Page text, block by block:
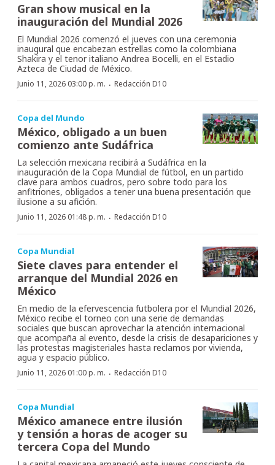
Gran show musical en la
inauguración del Mundial 2026
El Mundial 2026 comenzó el jueves con una ceremonia
inaugural que encabezan estrellas como la colombiana
Shakira y el tenor italiano Andrea Bocelli, en el Estadio
Azteca de Ciudad de México.
Junio 11, 2026 03:00 p. m. · Redacción D10
Copa del Mundo
México, obligado a un buen
comienzo ante Sudáfrica
La selección mexicana recibirá a Sudáfrica en la
inauguración de la Copa Mundial de fútbol, en un partido
clave para ambos cuadros, pero sobre todo para los
anfitriones, obligados a tener una buena presentación que
ilusione a su afición.
Junio 11, 2026 01:48 p. m. · Redacción D10
Copa Mundial
Siete claves para entender el
arranque del Mundial 2026 en
México
En medio de la efervescencia futbolera por el Mundial 2026,
México recibe el torneo con una serie de demandas
sociales que buscan aprovechar la atención internacional
que acompaña al evento, desde la crisis de desapariciones y
las protestas magisteriales hasta reclamos por vivienda,
agua y espacio público.
Junio 11, 2026 01:00 p. m. · Redacción D10
Copa Mundial
México amanece entre ilusión
y tensión a horas de acoger su
tercera Copa del Mundo